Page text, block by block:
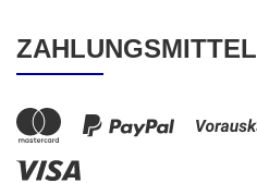
ZAHLUNGSMITTEL